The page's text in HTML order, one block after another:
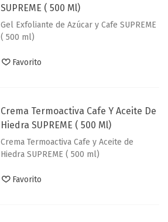
SUPREME ( 500 Ml)
Gel Exfoliante de Azúcar y Cafe SUPREME
( 500 ml)
Favorito
Crema Termoactiva Cafe Y Aceite De
Hiedra SUPREME ( 500 Ml)
Crema Termoactiva Cafe y Aceite de
Hiedra SUPREME ( 500 ml)
Favorito